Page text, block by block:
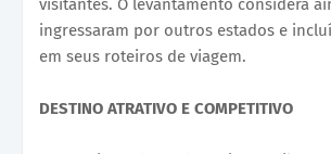
visitantes. O levantamento considera
ingressaram por outros estados e
em seus roteiros de viagem.
DESTINO ATRATIVO E COMPETITIVO